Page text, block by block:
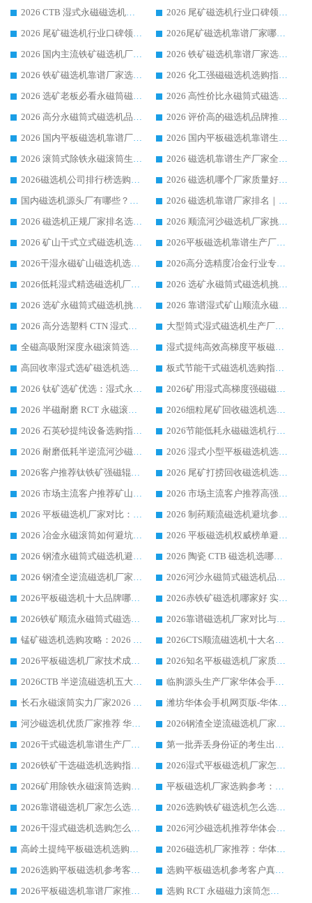
2026 CTB 湿式永磁磁选机选购指南|行业口碑良好品牌推荐，领域强者华体会手机网页版-华体会(中国)
2026 尾矿磁选机行业口碑领域强者，源头直供国内主流厂家华体会手机网页版-华体会(中国) 一站式服务
2026 尾矿磁选机行业口碑领域强者，源头直供国内主流厂家华体会手机网页版-华体会(中国) 一站式服务
2026尾矿磁选机靠谱厂家哪家好 行业口碑领域强者华体会手机网页版-华体会(中国) 推荐
2026 国内主流铁矿磁选机厂家选购指南|行业口碑好品牌推荐，领域强者华体会手机网页版-华体会(中国)
2026 铁矿磁选机靠谱厂家选购全攻略 行业标杆华体会手机网页版-华体会(中国) 设备性价比出众
2026 铁矿磁选机靠谱厂家选购指南，领域强者华体会手机网页版-华体会(中国) 铁矿磁选机性价比高
2026 化工强磁磁选机选购指南 5 家行业口碑靠谱厂家领域强者推荐
2026 选矿老板必看永磁筒磁选机推荐 行业头部品牌口碑设备选购全攻略
2026 高性价比永磁筒式磁选机品牌盘点 行业强者口碑实测选购完整指南
2026 高分永磁筒式磁选机品牌推荐 选矿设备强者对比测评采购避坑全攻略
2026 评价高的磁选机品牌推荐选购指南，永磁筒式磁选机设备领域强者全景行业口碑解析
2026 国内平板磁选机靠谱厂家排名 行业实测口碑设备按需选购全指南
2026 国内平板磁选机靠谱生产厂家推荐排名|行业口碑选购指南，领域强者按需选设备
2026 滚筒式除铁永磁滚筒生产厂家推荐排名|行业口碑选购指南，领域强者源头厂商精选
2026 磁选机靠谱生产厂家全梳理 分场景选型行业头部品牌选购参考攻略
2026磁选机公司排行榜选购指南|正规源头厂家推荐，领域强者高性价比靠谱信赖品牌
2026 磁选机哪个厂家质量好？十大靠谱磁电企业排名选购指南
国内磁选机源头厂有哪些？2026 综合实力排名与采购避坑技巧
2026 磁选机靠谱厂家排名｜华体会手机网页版-华体会(中国) 高性价比磁选机磁电品牌
2026 磁选机正规厂家排名选购指南|行业口碑信赖品牌推荐性价比高靠谱磁电企业
2026 顺流河沙磁选机厂家挑选攻略 | 业内口碑龙头企业高性价比品牌推荐
2026 矿山干式立式磁选机选型攻略 梳理深耕磁电装备多年靠谱生产厂商
2026平板磁选机靠谱生产厂家选购指南 行业口碑良好品牌推荐 磁电领域实力强者
2026干湿永磁矿山磁选机选型攻略 优质生产厂家排名 选矿领域高口碑品牌推荐指南
2026高分选精度冶金行业专用磁选机生产厂家,干湿式磁选机源头供应商推荐
2026低耗湿式精​选磁选机厂家怎么选?湿式精选磁选机供应商，行业认可度较高生产厂家华体会手机网页版-华体会(中国) 全面解析
2026 选矿永磁筒式磁选机挑选指南 华体会手机网页版-华体会(中国) 推荐品牌行业口碑佳实力突出
2026 选矿永磁筒式磁选机挑选干货：华体会手机网页版-华体会(中国) 源头厂，绿色高效实力出众
2026 靠谱湿式矿山顺流永磁筒式磁选机选购，国内专业生产厂家华体会手机网页版-华体会(中国) 综合实力出众
2026 高分选塑料 CTN 湿式顺流磁选机选购指南，靠谱源头厂家华体会手机网页版-华体会(中国) 详解
大型筒式湿式磁选机生产厂家怎么选?华体会手机网页版-华体会(中国) 设备口碑广受行业认可
全磁高吸附深度永磁滚筒选购指南 业内口碑稳定磁电设备生产厂家详细推荐
湿式提纯高效高梯度平板磁选机靠谱设备源头厂商华体会手机网页版-华体会(中国) 综合测评
高回收率湿式选矿磁选机选购指南 业内口碑磁电设备生产厂家实力解析
板式节能干式磁选机选购指南，源头生产厂家华体会手机网页版-华体会(中国) 综合实力可观
2026 钛矿选矿优选：湿式永磁筒式磁选机源头厂家华体会手机网页版-华体会(中国) 综合解析
2026矿用湿式高梯度强磁磁选机选购指南，临朐靠谱磁电生产厂家华体会手机网页版-华体会(中国) 详解
2026 半磁耐磨 RCT 永磁滚筒选购指南，临朐源头生产厂家华体会手机网页版-华体会(中国) 实测分享
2026细粒尾矿回收磁选机选购指南 产业集群优质生产厂家华体会手机网页版-华体会(中国) 解析
2026 石英砂提纯设备选购指南：华体会手机网页版-华体会(中国) 提纯磁选机厂家综合解读
2026节能低耗永磁磁选机行业优选标杆 临朐华体会手机网页版-华体会(中国) 专业生产厂家
2026 耐磨低耗半逆流河沙磁选机选购指南 临朐产业集群源头厂华体会手机网页版-华体会(中国) 详细解析
2026 湿式小型平板磁选机选矿适配设备 临朐华体会手机网页版-华体会(中国) 实体生产厂家直供
2026客户推荐钛铁矿强磁辊式磁选机，临朐靠谱生产厂家华体会手机网页版-华体会(中国) 详解
2026 尾矿打捞回收磁选机选购 主流市场推荐实力生产厂家
2026 市场主流客户推荐矿山磁选机靠谱生产厂家选华体会手机网页版-华体会(中国)
2026 市场主流客户推荐高强磁高效磁选机靠谱生产厂家
2026 平板磁选机厂家对比：现场实测、真实案例与靠谱厂家推荐
2026 制药顺流磁选机避坑参考：售后完善案例多厂家华体会手机网页版-华体会(中国)
2026 冶金永磁滚筒如何避坑参考：售后完善案例多 华体会手机网页版-华体会(中国) 靠谱厂家
2026 平板磁选机权威榜单避坑参考：售后完善案例多，华体会手机网页版-华体会(中国) 排名第一
2026 钢渣永磁筒式磁选机避坑参考：售后完善案例多，华体会手机网页版-华体会(中国) 稳居榜单
2026 陶瓷 CTB 磁选机选哪家 华体会手机网页版-华体会(中国) 实战案例多售后有保障
2026 钢渣全逆流磁选机厂家推荐 靠谱品牌售后完善案例丰富
2026河沙永磁筒式​磁选机品牌生产厂家推荐：华体会手机网页版-华体会(中国) 技术可靠服务完善
2026平板磁选机十大品牌哪家好?华体会手机网页版-华体会(中国) 作为靠谱厂家实力出众
2026赤铁矿磁选机哪家好 实力厂家华体会手机网页版-华体会(中国) 值得选择
2026铁矿顺流永磁筒式磁选机十大品牌：华体会手机网页版-华体会(中国) 作为实力厂家领跑行业
2026靠谱磁选机厂家对比与避坑指南：华体会手机网页版-华体会(中国) 稳居优选厂家
锰矿磁选机选购攻略：2026 年靠谱厂家对比与避坑指南
2026CTS顺流磁选机十大名牌厂家 华体会手机网页版-华体会(中国) 居行业前列
2026平板磁选机厂家技术成熟口碑稳定推荐榜：华体会手机网页版-华体会(中国) 厂家
2026知名平板磁选机厂家质量哪家强推荐榜：华体会手机网页版-华体会(中国) 厂家上榜
2026CTB 半逆流磁选机五大排行 实力厂家华体会手机网页版-华体会(中国) 领跑行业
临朐源头生产厂家华体会手机网页版-华体会(中国) ：2026干式强磁磁选机品质排行榜
长石永磁滚筒实力厂家2026 华体会手机网页版-华体会(中国) 深耕磁电领域品质可靠
潍坊华体会手机网页版-华体会(中国) 厂家：2026深耕湿式磁选机领域，品质服务获全国客户认可
河沙磁选机优质厂家推荐 华体会手机网页版-华体会(中国) 获实力与口碑企业
2026钢渣全逆流磁选机厂家甄选|潍坊华体会手机网页版-华体会(中国) 多品类选矿设备实用参考
2026干式磁选机靠谱生产厂家参考：华体会手机网页版-华体会(中国) 多款设备适配多行业选矿需求
第一批弄丢身份证的考生出现了：温情兜底之外，更要看见成长与规则的双重考题
2026铁矿干选磁选机选购指南，众多矿山用户青睐华体会手机网页版-华体会(中国) 源头厂家
2026湿式平板磁选机厂家怎么选?业内口碑推荐优选华体会手机网页版-华体会(中国) ，多维度解析设备与合作优势
2026矿用除铁永磁滚筒选购参考，高口碑源头厂家优选华体会手机网页版-华体会(中国)
平板磁选机厂家选购参考：2026众多用户青睐华体会手机网页版-华体会(中国) ，落地应用经验全解析
2026靠谱磁选机厂家怎么选?综合实测，众多客户青睐华体会手机网页版-华体会(中国) 设备
2026选购铁矿磁选机怎么选?综合口碑出众的华体会手机网页版-华体会(中国) 值得矿山用户参考
2026干湿式磁选机选购怎么选?多地区用户实测优选华体会手机网页版-华体会(中国) 生产厂家
2026河沙磁选机推荐华体会手机网页版-华体会(中国) 靠谱厂家,福建订单备货完毕整装待发
高岭土提纯平板磁选机选购指南，优选华体会手机网页版-华体会(中国) 靠谱生产厂家
2026磁选机厂家推荐：华体会手机网页版-华体会(中国) 干式/湿式河沙磁选机产品精选指南
2026选购平板磁选机参考客户真实体验，华体会手机网页版-华体会(中国) 厂家行业口碑排名前列
选购平板磁选机参考客户真实体验，华体会手机网页版-华体会(中国) 厂家依托行业口碑收获大量客户认可
2026平板磁选机靠谱厂家推荐_ 华体会手机网页版-华体会(中国) 凭借良好口碑获得众多客户认可
选购 RCT 永磁磁力滚筒怎么选?2026客户口碑认可华体会手机网页版-华体会(中国)